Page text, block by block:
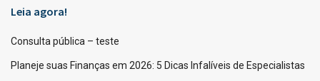
Leia agora!
Consulta pública – teste
Planeje suas Finanças em 2026: 5 Dicas Infalíveis de Especialistas